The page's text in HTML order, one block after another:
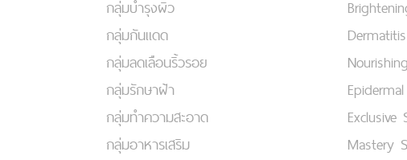
กลุ่มบำรุงผิว
กลุ่มกันแดด
กลุ่มลดเลือนริ้วรอย
กลุ่มรักษาฝ้า
กลุ่มทำความสะอาด
กลุ่มอาหารเสริม
Exclusive
Mastery